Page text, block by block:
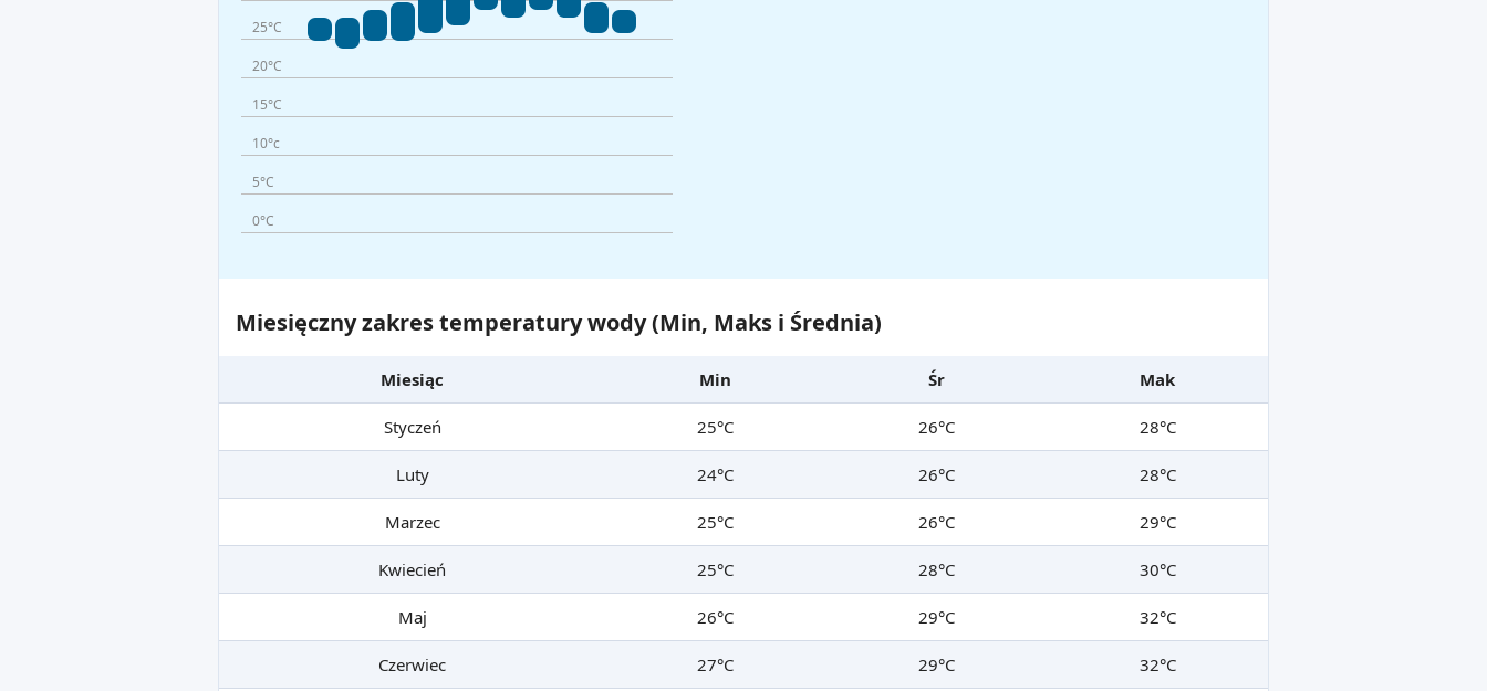
25°C
20°C
15°C
10°c
5°C
0°C
Miesięczny zakres temperatury wody (Min, Maks i Średnia)
Miesiąc Min Śr Mak
Styczeń 25°C 26°C 28°C
Luty 24°C 26°C 28°C
Marzec 25°C 26°C 29°C
Kwiecień 25°C 28°C 30°C
Maj 26°C 29°C 32°C
Czerwiec 27°C 29°C 32°C